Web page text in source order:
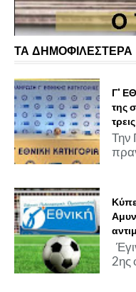
ΤΑ ΔΗΜΟΦΙΛΕΣΤΕΡΑ
Γ'
της
Την
2ης